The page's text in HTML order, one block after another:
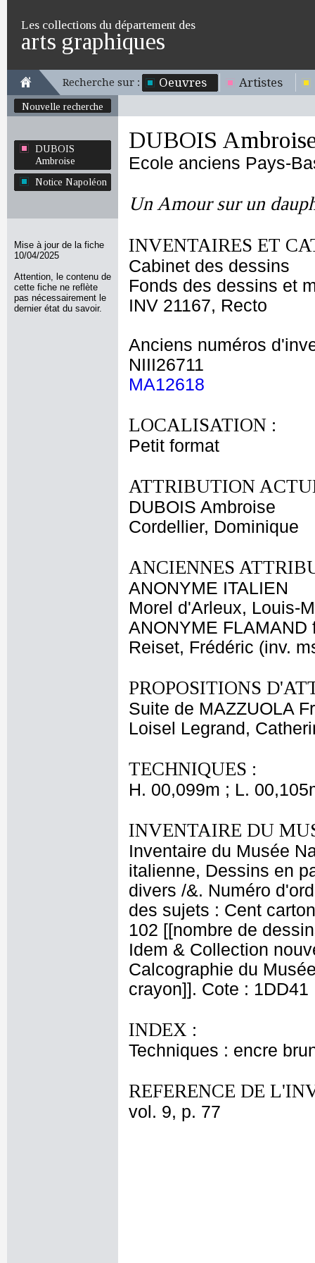
Les collections du département des
arts graphiques
Recherche sur : Oeuvres Artistes
Nouvelle recherche
DUBOIS
Ambroise
Notice Napoléon
Mise à jour de la fiche
10/04/2025
Attention, le contenu de
cette fiche ne reflète
pas nécessairement le
dernier état du savoir.
DUBOIS
Ecole anciens Pays-
Un Amour sur un
INVENTAIRES ET
Cabinet des dessins
Fonds des dessins et
INV 21167, Recto
Anciens numéros
NIII26711
MA12618
LOCALISATION :
Petit format
ATTRIBUTION
DUBOIS Ambroise
Cordellier, Dominique
ANCIENNES
ANONYME ITALIEN
Morel d'Arleux, Louis-
ANONYME FLAMAND
Reiset, Frédéric (inv.
PROPOSITIONS
Suite de MAZZUOLA
Loisel Legrand,
TECHNIQUES :
H. 00,099m ; L.
INVENTAIRE DU
Inventaire du Musée
italienne, Dessins en
divers /&. Numéro
des sujets : Cent
102 [[nombre de
Idem & Collection
Calcographie du
crayon]]. Cote : 1DD41
INDEX :
Techniques : encre
REFERENCE DE
vol. 9, p. 77